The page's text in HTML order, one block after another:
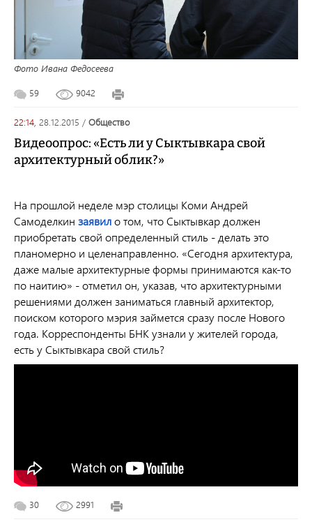
Фото Ивана Федосеева
59 9042
22:14, 28.12.2015 / общество
Видеоопрос: «Есть ли у Сыктывкара свой
архитектурный облик?»
На прошлой неделе мэр столицы Коми Андрей
Самоделкин заявило том, что Сыктывкар должен
приобретать свой определенный стиль - делать это
планомерно и целенаправленно. «Сегодня архитектура,
даже малые архитектурные формы принимаются как-то
по наитию» - отметил он, указав, что архитектурными
решениями должен заниматься главный архитектор,
поиском которого мэрия займется сразу после Нового
года. Корреспонденты БНК узнали у жителей города,
есть у Сыктывкара свой стиль?
30 2991